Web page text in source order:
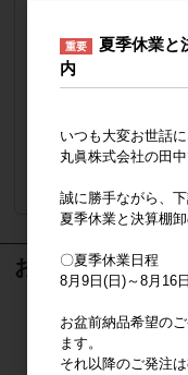
納品形態
（単価 × 入数）
おすすめ商品
重要
夏季休業と
内
いつも大変お世話に
丸眞株式会社の田中
誠に勝手ながら、
夏季休業と決算棚
〇夏季休業日程
8月9日(日)～8月16
お盆前納品希望の
ます。
それ以降のご発注